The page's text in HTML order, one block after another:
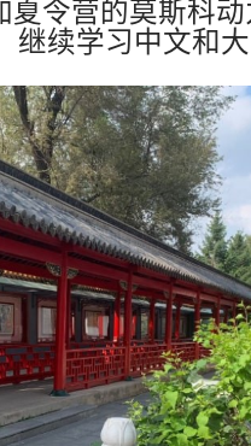
夏令营的莫斯科
继续学习中文和